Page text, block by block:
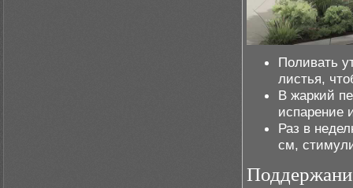
Поливать
листья,
В жаркий
испарение
Раз в
см,